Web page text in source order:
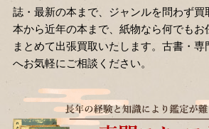
誌・最新の本まで、ジャンルを問わず買
本から近年の本まで、紙物なら何でもお
まとめて出張買取いたします。古書・
へお気軽にご相談ください。